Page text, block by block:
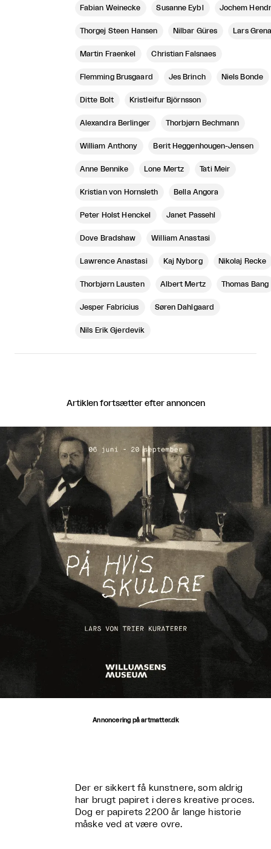
Fabian Weinecke Susanne Eybl Jochem
Thorgej Steen Hansen Nilbar Güres Lars
Martin Fraenkel Christian Falsnaes
Flemming Brusgaard Jes Brinch Niels Bonde
Ditte Bolt Kristleifur Björnsson
Alexandra Berlinger Thorbjørn Bechmann
William Anthony Berit Heggenhougen-Jensen
Anne Bennike Lone Mertz Tati Meir
Kristian von Hornsleth Bella Angora
Peter Holst Henckel Janet Passehl
Dove Bradshaw William Anastasi
Lawrence Anastasi Kaj Nyborg Nikolaj Recke
Thorbjørn Lausten Albert Mertz Thomas Bang
Jesper Fabricius Søren Dahlgaard
Nils Erik Gjerdevik
Artiklen fortsætter efter annoncen
Annoncering på artmatter.dk
Der er sikkert få kunstnere, som aldrig
har brugt papiret i deres kreative proces.
Dog er papirets 2200 år lange historie
måske ved at være ovre.